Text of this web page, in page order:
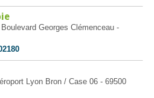
Georges Clémenceau -
Lyon Bron / Case 06 - 69500